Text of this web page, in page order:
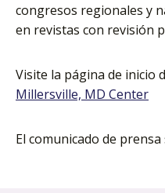
congresos regionales y
en revistas con revisión
Visite la página de inicio
Millersville, MD Center
El comunicado de